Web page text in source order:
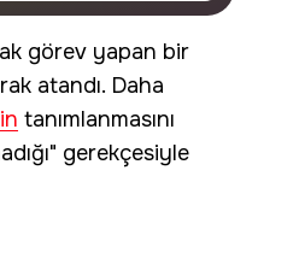
görev yapan bir
atandı. Daha
tanımlanmasını
gerekçesiyle